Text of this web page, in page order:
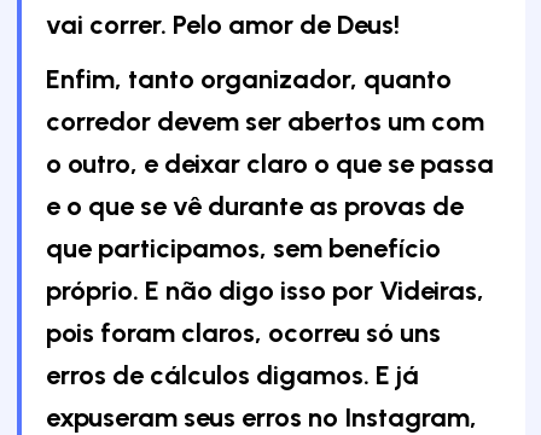
vai correr. Pelo amor de Deus!
Enfim, tanto organizador, quanto
corredor devem ser abertos um com
o outro, e deixar claro o que se passa
e o que se vê durante as provas de
que participamos, sem benefício
próprio. E não digo isso por Videiras,
pois foram claros, ocorreu só uns
erros de cálculos digamos. E já
expuseram seus erros no Instagram,